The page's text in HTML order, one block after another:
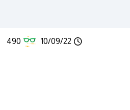
10/09/22
490